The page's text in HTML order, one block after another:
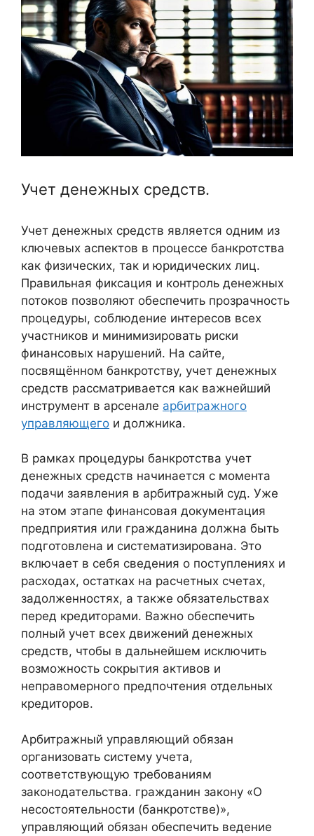
Учет денежных средств.
Учет денежных средств является одним из
ключевых аспектов в процессе банкротства
как физических, так и юридических лиц.
Правильная фиксация и контроль денежных
потоков позволяют обеспечить прозрачность
процедуры, соблюдение интересов всех
участников и минимизировать риски
финансовых нарушений. На сайте,
посвящённом банкротству, учет денежных
средств рассматривается как важнейший
инструмент в арсенале арбитражного
управляющего и должника.
В рамках процедуры банкротства учет
денежных средств начинается с момента
подачи заявления в арбитражный суд. Уже
на этом этапе финансовая документация
предприятия или гражданина должна быть
подготовлена и систематизирована. Это
включает в себя сведения о поступлениях и
расходах, остатках на расчетных счетах,
задолженностях, а также обязательствах
перед кредиторами. Важно обеспечить
полный учет всех движений денежных
средств, чтобы в дальнейшем исключить
возможность сокрытия активов и
неправомерного предпочтения отдельных
кредиторов.
Арбитражный управляющий обязан
организовать систему учета,
соответствующую требованиям
законодательства. гражданин закону «О
несостоятельности (банкротстве)»,
управляющий обязан обеспечить ведение